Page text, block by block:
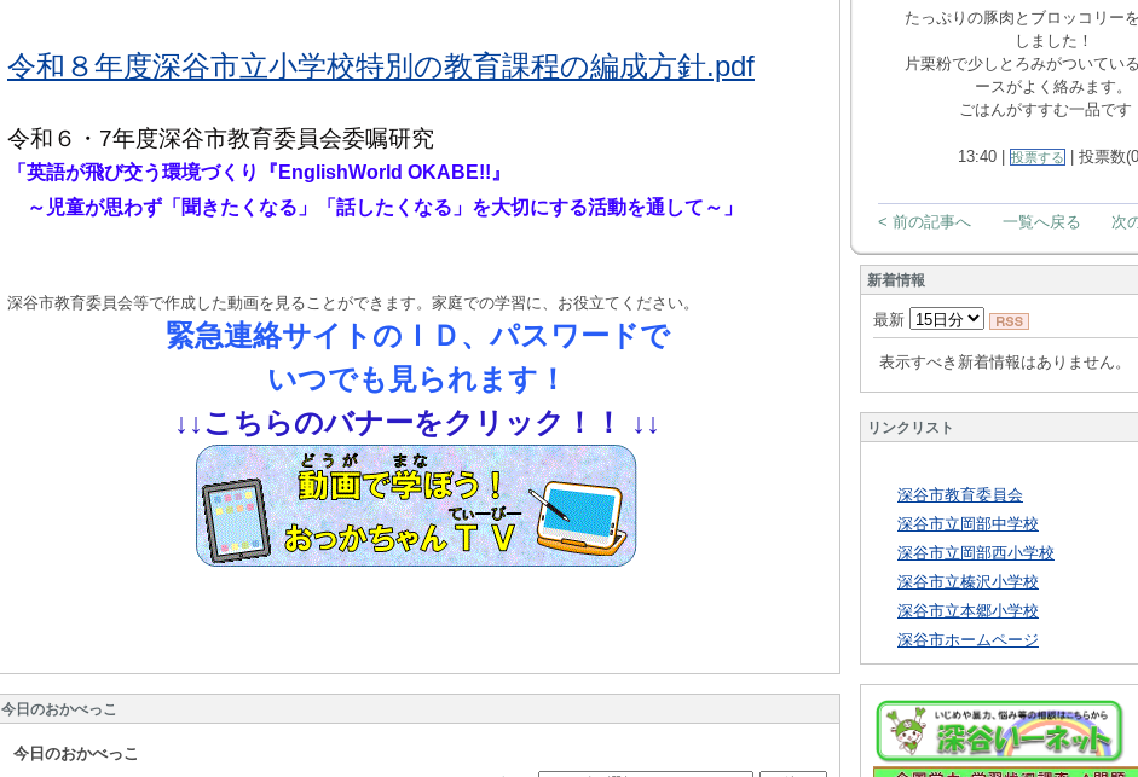
令和８年度深谷市立小学校特別の教育課程の編成方針.pdf
令和６・7年度深谷市教育委員会委嘱研究
「英語が飛び交う環境づくり『 EnglishWorld OKABE!!』
～児童が思わず「聞きたくなる」「話したくなる」を大切にする活動を通して～」
深谷市教育委員会等で作成した動画を見ることができます。家庭での学習に、お役立てください。
緊急連絡サイトのＩＤ、パスワードで
いつでも見られます！
↓ ↓こちらのバナーをクリック！！ ↓ ↓
今日のおかべっこ
今日のおかべっこ
たっぷりの豚肉とブロッコリー
しました！
片栗粉で少しとろみがついてい
ースがよく絡みます。
ごはんがすすむ一品です
13:40 | 投票する | 投票数
< 前の記事へ 次
一覧へ戻る
新着情報
最新
表示すべき新着情報はありません。
リンクリスト
深谷市教育委員会
深谷市立岡部中学校
深谷市立岡部西小学校
深谷市立榛沢小学校
深谷市立本郷小学校
深谷市ホームページ